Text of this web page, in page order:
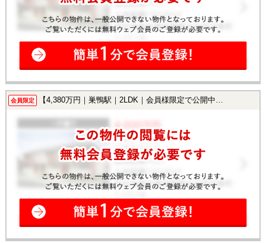
会員限定 【4,380万円｜巣鴨駅｜2LDK｜会員様限定で公開中！】